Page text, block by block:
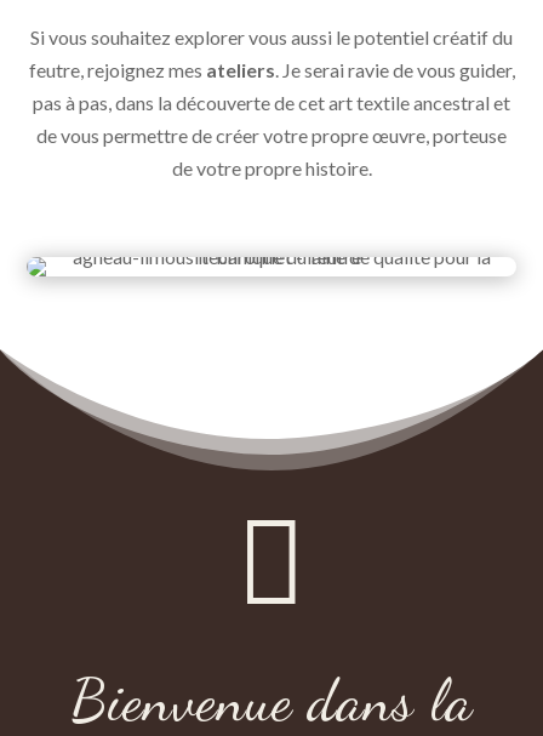
Si vous souhaitez explorer vous aussi le potentiel créatif du
feutre, rejoignez mes ateliers. Je serai ravie de vous guider,
pas à pas, dans la découverte de cet art textile ancestral et
de vous permettre de créer votre propre œuvre, porteuse
de votre propre histoire.

Bienvenue dans la